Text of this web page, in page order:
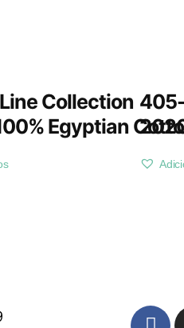
Collection
Egyptian